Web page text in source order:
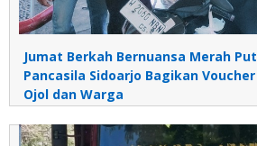
Jumat Berkah Bernuansa Merah
Pancasila Sidoarjo Bagikan
Ojol dan Warga